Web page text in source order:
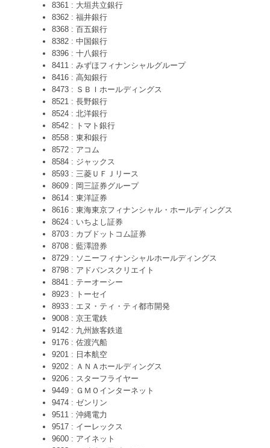
8361 : 大垣共立銀行
8362 : 福井銀行
8368 : 百五銀行
8382 : 中国銀行
8396 : 十八銀行
8411 : みずほフィナンシャルグループ
8416 : 高知銀行
8473 : ＳＢＩホールディングス
8521 : 長野銀行
8524 : 北洋銀行
8542 : トマト銀行
8558 : 東和銀行
8572 : アコム
8584 : ジャックス
8593 : 三菱ＵＦＪリース
8609 : 岡三証券グループ
8614 : 東洋証券
8616 : 東海東京フィナンシャル・ホールディングス
8624 : いちよし証券
8703 : カブドットコム証券
8708 : 藍澤證券
8729 : ソニーフィナンシャルホールディングス
8798 : アドバンスクリエイト
8841 : テーオーシー
8923 : トーセイ
8933 : エヌ・ティ・ティ都市開発
9008 : 京王電鉄
9142 : 九州旅客鉄道
9176 : 佐渡汽船
9201 : 日本航空
9202 : ＡＮＡホールディングス
9206 : スターフライヤー
9449 : ＧＭＯインターネット
9474 : ゼンリン
9511 : 沖縄電力
9517 : イーレックス
9600 : アイネット